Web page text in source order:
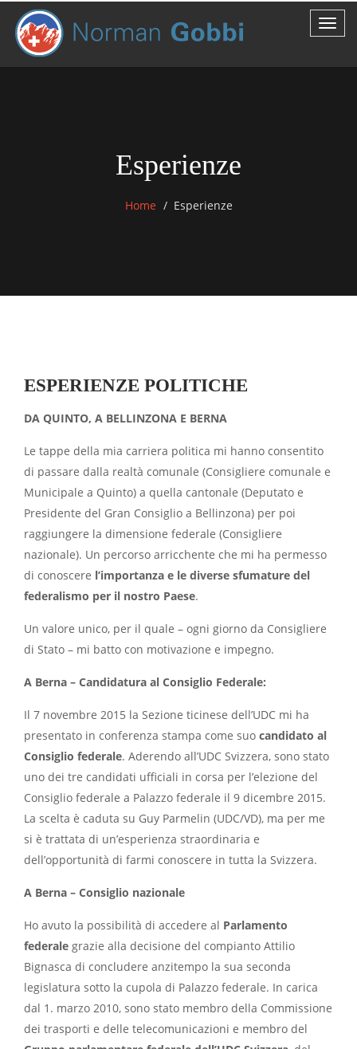
Esperienze
Home Esperienze
ESPERIENZE POLITICHE
DA QUINTO, A BELLINZONA E BERNA
Le tappe della mia carriera politica mi hanno consentito
di passare dalla realtà comunale (Consigliere comunale e
Municipale a Quinto) a quella cantonale (Deputato e
Presidente del Gran Consiglio a Bellinzona) per poi
raggiungere la dimensione federale (Consigliere
nazionale). Un percorso arricchente che mi ha permesso
di conoscere l’importanza e le diverse sfumature del
federalismo per il nostro Paese.
Un valore unico, per il quale – ogni giorno da Consigliere
di Stato – mi batto con motivazione e impegno.
A Berna – Candidatura al Consiglio Federale:
Il 7 novembre 2015 la Sezione ticinese dell’UDC mi ha
presentato in conferenza stampa come suo candidato al
Consiglio federale. Aderendo all’UDC Svizzera, sono stato
uno dei tre candidati ufficiali in corsa per l’elezione del
Consiglio federale a Palazzo federale il 9 dicembre 2015.
La scelta è caduta su Guy Parmelin (UDC/VD), ma per me
si è trattata di un’esperienza straordinaria e
dell’opportunità di farmi conoscere in tutta la Svizzera.
A Berna – Consiglio nazionale
Ho avuto la possibilità di accedere al Parlamento
federale grazie alla decisione del compianto Attilio
Bignasca di concludere anzitempo la sua seconda
legislatura sotto la cupola di Palazzo federale. In carica
dal 1. marzo 2010, sono stato membro della Commissione
dei trasporti e delle telecomunicazioni e membro del